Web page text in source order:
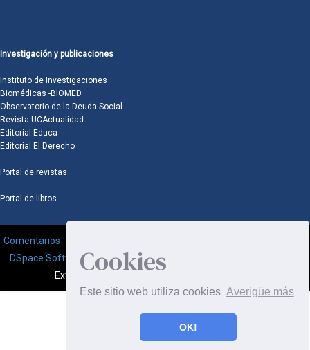
Cookies
Este sitio web utiliza cookies Averigüe más
OK!
Investigación y publicaciones
Instituto de Investigaciones
Biomédicas -BIOMED
Observatorio de la Deuda Social
Revista UCActualidad
Editorial Educa
Editorial El Derecho
Portal de revistas
Portal de libros
Comentarios
DSpace Software Copyright © 2002-2008
Extensión mantenida y optimizado por